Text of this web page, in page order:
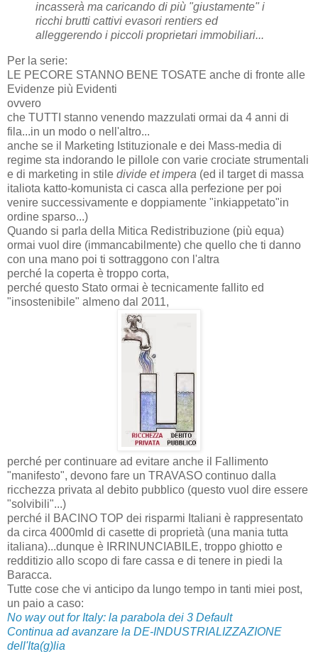
incasserà ma caricando di più "giustamente" i
ricchi brutti cattivi evasori rentiers ed
alleggerendo i piccoli proprietari immobiliari...
Per la serie:
LE PECORE STANNO BENE TOSATE anche di fronte alle
Evidenze più Evidenti
ovvero
che TUTTI stanno venendo mazzulati ormai da 4 anni di
fila...in un modo o nell'altro...
anche se il Marketing Istituzionale e dei Mass-media di
regime sta indorando le pillole con varie crociate strumentali
e di marketing in stile divide et impera (ed il target di massa
italiota katto-komunista ci casca alla perfezione per poi
venire successivamente e doppiamente "inkiappetato"in
ordine sparso...)
Quando si parla della Mitica Redistribuzione (più equa)
ormai vuol dire (immancabilmente) che quello che ti danno
con una mano poi ti sottraggono con l'altra
perché la coperta è troppo corta,
perché questo Stato ormai è tecnicamente fallito ed
"insostenibile" almeno dal 2011,
perché per continuare ad evitare anche il Fallimento
"manifesto", devono fare un TRAVASO continuo dalla
ricchezza privata al debito pubblico (questo vuol dire essere
"solvibili"...)
perché il BACINO TOP dei risparmi Italiani è rappresentato
da circa 4000mld di casette di proprietà (una mania tutta
italiana)...dunque è IRRINUNCIABILE, troppo ghiotto e
redditizio allo scopo di fare cassa e di tenere in piedi la
Baracca.
Tutte cose che vi anticipo da lungo tempo in tanti miei post,
un paio a caso:
No way out for Italy: la parabola dei 3 Default
Continua ad avanzare la DE-INDUSTRIALIZZAZIONE
dell'Ita(g)lia